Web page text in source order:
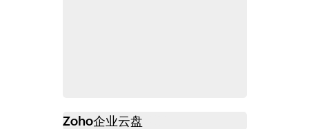
Zoho企业云盘